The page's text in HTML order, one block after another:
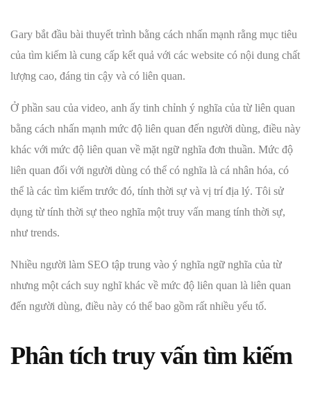
Gary bắt đầu bài thuyết trình bằng cách nhấn mạnh rằng mục tiêu
của tìm kiếm là cung cấp kết quả với các website có nội dung chất
lượng cao, đáng tin cậy và có liên quan.
Ở phần sau của video, anh ấy tinh chỉnh ý nghĩa của từ liên quan
bằng cách nhấn mạnh mức độ liên quan đến người dùng, điều này
khác với mức độ liên quan về mặt ngữ nghĩa đơn thuần. Mức độ
liên quan đối với người dùng có thể có nghĩa là cá nhân hóa, có
thể là các tìm kiếm trước đó, tính thời sự và vị trí địa lý. Tôi sử
dụng từ tính thời sự theo nghĩa một truy vấn mang tính thời sự,
như trends.
Nhiều người làm SEO tập trung vào ý nghĩa ngữ nghĩa của từ
nhưng một cách suy nghĩ khác về mức độ liên quan là liên quan
đến người dùng, điều này có thể bao gồm rất nhiều yếu tố.
Phân tích truy vấn tìm kiếm